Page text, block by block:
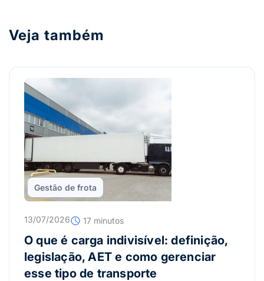
Veja também
Gestão de frota
13/07/2026 17 minutos
O que é carga indivisível: definição,
legislação, AET e como gerenciar
esse tipo de transporte